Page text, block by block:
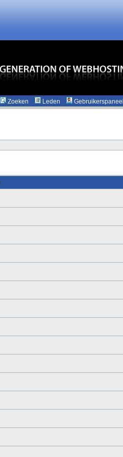
Zoeken Leden Gebruikerspaneel